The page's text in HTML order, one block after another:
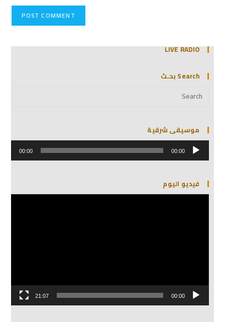
LIVE RADIO
Search بحـث
موسيقى شرقية
مشغل
الصوت 00:00
00:00
فيديو اليوم
مشغل
00:00
21:07